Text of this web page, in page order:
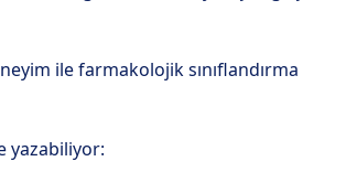
ile farmakolojik sınıflandırma
yazabiliyor: